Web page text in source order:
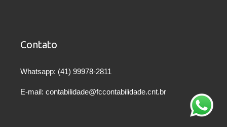
Contato
Whatsapp: (41) 99978-2811
E-mail: contabilidade@fccontabilidade.cnt.br